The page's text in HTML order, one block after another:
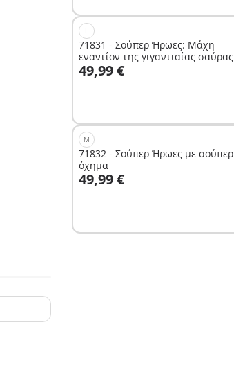
L
71831 - Σούπερ Ήρωες: Μάχη
εναντίον της γιγαντιαίας σαύρας
49,99 €
Στο καλάθι
M
71832 - Σούπερ Ήρωες με σούπερ
όχημα
49,99 €
Στο καλάθι